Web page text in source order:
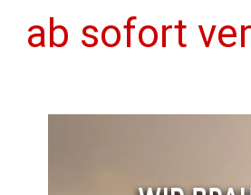
ab sofort